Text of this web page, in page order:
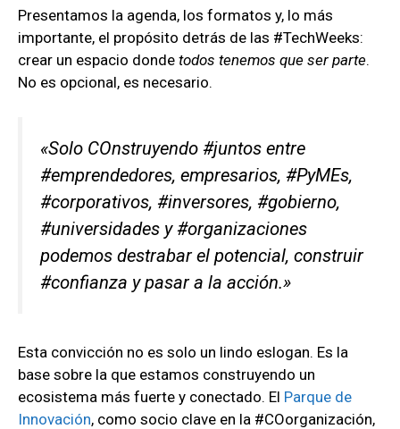
Presentamos la agenda, los formatos y, lo más
importante, el propósito detrás de las #TechWeeks:
crear un espacio donde todos tenemos que ser parte.
No es opcional, es necesario.
«Solo COnstruyendo #juntos entre
#emprendedores, empresarios, #PyMEs,
#corporativos, #inversores, #gobierno,
#universidades y #organizaciones
podemos destrabar el potencial, construir
#confianza y pasar a la acción.»
Esta convicción no es solo un lindo eslogan. Es la
base sobre la que estamos construyendo un
ecosistema más fuerte y conectado. El Parque de
Innovación, como socio clave en la #COorganización,